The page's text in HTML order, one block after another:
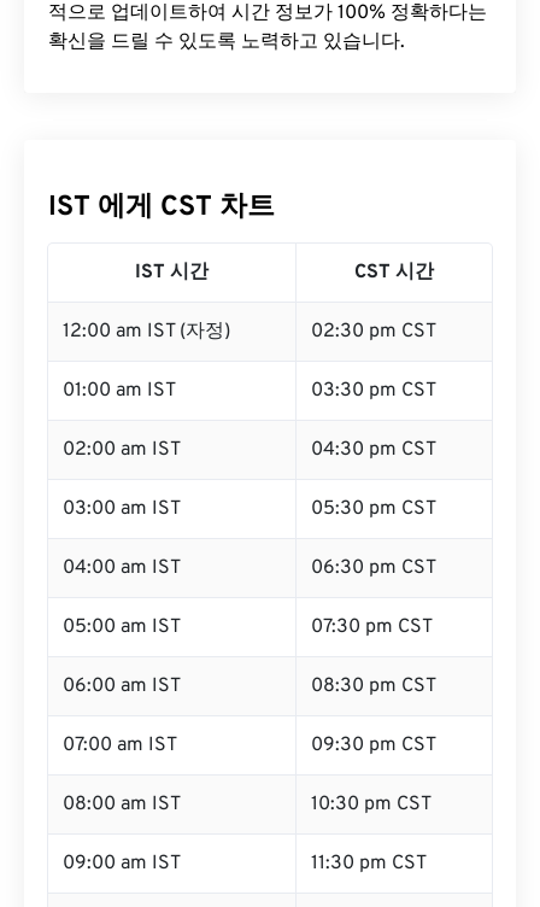
적으로 업데이트하여 시간 정보가 100% 정확하다는
확신을 드릴 수 있도록 노력하고 있습니다.
IST 에게 CST 차트
IST 시간 CST 시간
12:00 am IST (자정) 02:30 pm CST
01:00 am IST 03:30 pm CST
02:00 am IST 04:30 pm CST
03:00 am IST 05:30 pm CST
04:00 am IST 06:30 pm CST
05:00 am IST 07:30 pm CST
06:00 am IST 08:30 pm CST
07:00 am IST 09:30 pm CST
08:00 am IST 10:30 pm CST
09:00 am IST 11:30 pm CST